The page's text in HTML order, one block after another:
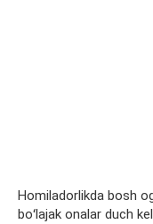
Homiladorlikda bosh
boʻlajak onalar duch